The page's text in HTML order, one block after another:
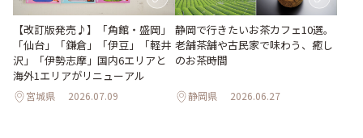
【改訂版発売♪】「角館・盛岡」
「仙台」「鎌倉」「伊豆」「軽井
沢」「伊勢志摩」国内6エリアと
海外1エリアがリニューアル
宮城県 2026.07.09
静岡で行きたいお茶カフェ10選。
老舗茶舗や古民家で味わう、癒し
のお茶時間
静岡県 2026.06.27